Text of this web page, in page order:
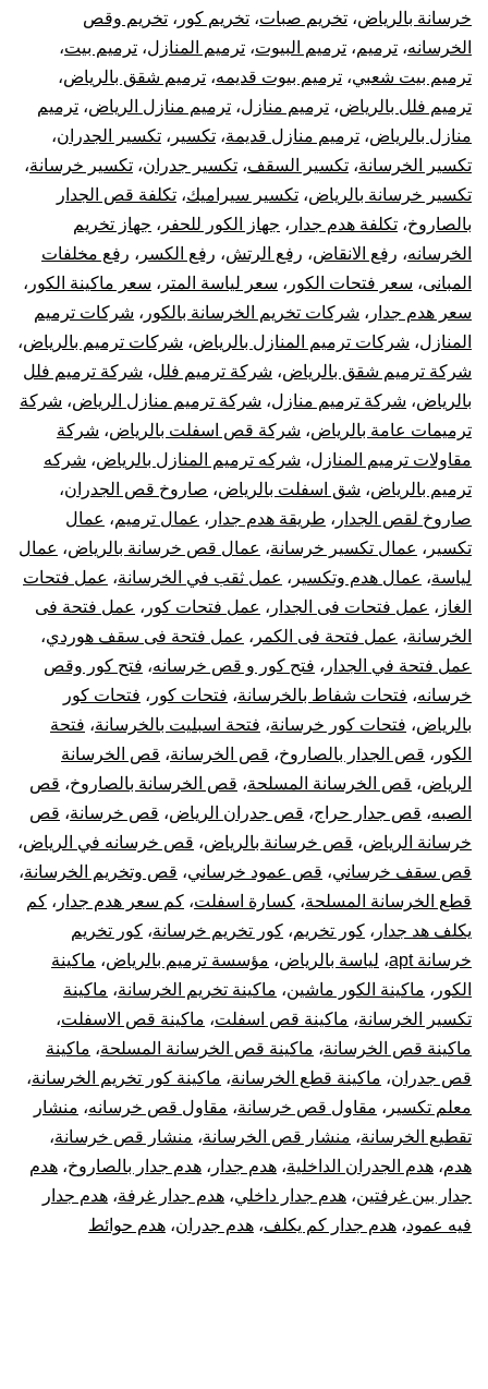
خرسانة بالرياض، تخريم صبات، تخريم كور ، تخريم وقص
الخرسانه، ترميم، ترميم البيوت، ترميم المنازل، ترميم بيت،
ترميم بيت شعبي، ترميم بيوت قديمه، ترميم شقق بالرياض،
ترميم فلل بالرياض، ترميم منازل، ترميم منازل الرياض، ترميم
منازل بالرياض، ترميم منازل قديمة، تكسير ، تكسير الجدران،
تكسير الخرسانة، تكسير السقف، تكسير جدران، تكسير خرسانة،
تكسير خرسانة بالرياض، تكسير سيراميك، تكلفة قص الجدار
بالصاروخ، تكلفة هدم جدار ، جهاز الكور للحفر ، جهاز تخريم
الخرسانه، رفع الانقاض، رفع الرتش، رفع الكسر ، رفع مخلفات
المبانى، سعر فتحات الكور ، سعر لياسة المتر ، سعر ماكينة الكور ،
سعر هدم جدار ، شركات تخريم الخرسانة بالكور ، شركات ترميم
المنازل، شركات ترميم المنازل بالرياض، شركات ترميم بالرياض،
شركة ترميم شقق بالرياض، شركة ترميم فلل، شركة ترميم فلل
بالرياض، شركة ترميم منازل، شركة ترميم منازل الرياض، شركة
ترميمات عامة بالرياض، شركة قص اسفلت بالرياض، شركة
مقاولات ترميم المنازل، شركه ترميم المنازل بالرياض، شركه
ترميم بالرياض، شق اسفلت بالرياض، صاروخ قص الجدران،
صاروخ لقص الجدار ، طريقة هدم جدار ، عمال ترميم، عمال
تكسير ، عمال تكسير خرسانة، عمال قص خرسانة بالرياض، عمال
لياسة، عمال هدم وتكسير ، عمل ثقب في الخرسانة، عمل فتحات
الغاز ، عمل فتحات فى الجدار ، عمل فتحات كور ، عمل فتحة فى
الخرسانة، عمل فتحة فى الكمر ، عمل فتحة فى سقف هوردي،
عمل فتحة في الجدار ، فتح كور و قص خرسانه، فتح كور وقص
خرسانه، فتحات شفاط بالخرسانة، فتحات كور ، فتحات كور
بالرياض، فتحات كور خرسانة، فتحة اسبليت بالخرسانة، فتحة
الكور ، قص الجدار بالصاروخ، قص الخرسانة، قص الخرسانة
الرياض، قص الخرسانة المسلحة، قص الخرسانة بالصاروخ، قص
الصبه، قص جدار حراج، قص جدران الرياض، قص خرسانة، قص
خرسانة الرياض، قص خرسانة بالرياض، قص خرسانه في الرياض،
قص سقف خرساني، قص عمود خرساني، قص وتخريم الخرسانة،
قطع الخرسانة المسلحة، كسارة اسفلت، كم سعر هدم جدار ، كم
يكلف هد جدار ، كور تخريم، كور تخريم خرسانة، كور تخريم
خرسانة apt
، لياسة بالرياض، مؤسسة ترميم بالرياض، ماكينة
الكور ، ماكينة الكور ماشين، ماكينة تخريم الخرسانة، ماكينة
تكسير الخرسانة، ماكينة قص اسفلت، ماكينة قص الاسفلت،
ماكينة قص الخرسانة، ماكينة قص الخرسانة المسلحة، ماكينة
قص جدران، ماكينة قطع الخرسانة، ماكينة كور تخريم الخرسانة،
معلم تكسير ، مقاول قص خرسانة، مقاول قص خرسانه، منشار
تقطيع الخرسانة، منشار قص الخرسانة، منشار قص خرسانة،
هدم، هدم الجدران الداخلية، هدم جدار ، هدم جدار بالصاروخ، هدم
جدار بين غرفتين، هدم جدار داخلي، هدم جدار غرفة، هدم جدار
فيه عمود، هدم جدار كم يكلف، هدم جدران، هدم حوائط